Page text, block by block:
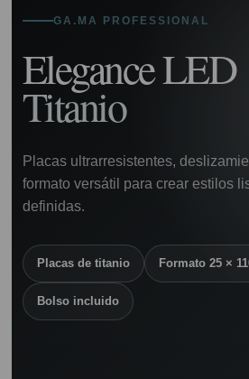
GA.MA PROFESSIONAL
Elegance LED
Titanio
Placas ultrarresistentes,
formato versátil para crear estilos
definidas.
Placas de titanio Formato 25 ×
Bolso incluido